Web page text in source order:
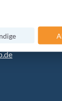
den besten
32